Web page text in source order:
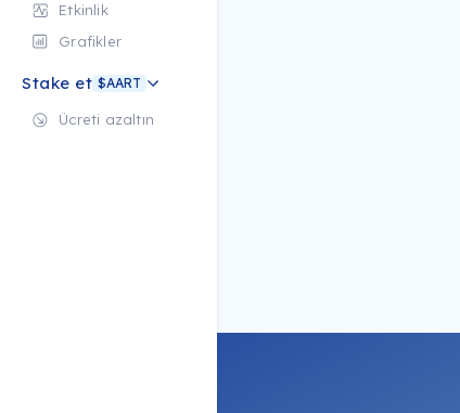
Etkinlik
Grafikler
Stake et $AART
Ücreti azaltın